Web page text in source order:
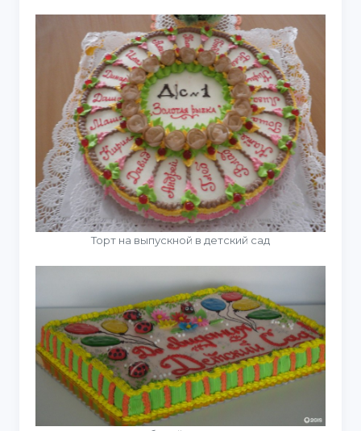
Торт на выпускной в детский сад